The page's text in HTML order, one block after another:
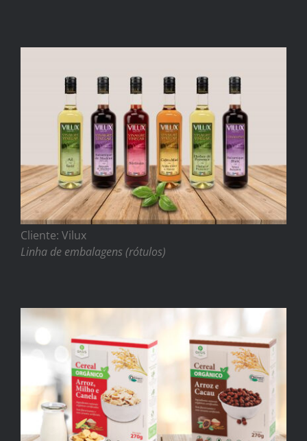
Cliente: Vilux
Linha de embalagens (rótulos)